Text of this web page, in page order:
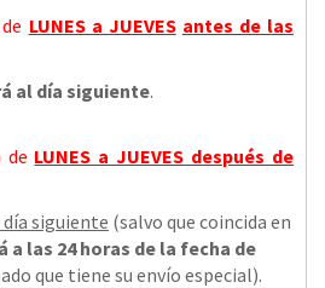
LUNES a JUEVES antes de las
al día siguiente.
de LUNES a JUEVES después de
siguiente (salvo que coincida en
a las 24 horas de la fecha de
que tiene su envío especial).